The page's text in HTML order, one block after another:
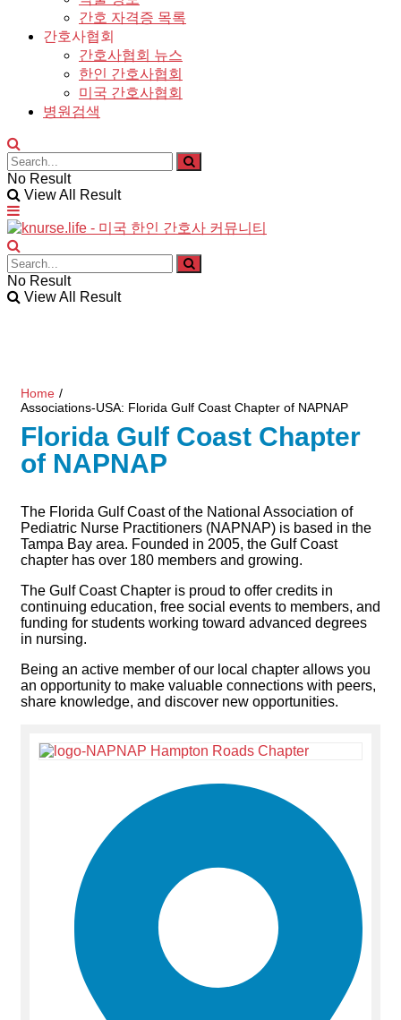
간호 자격증 목록
간호사협회
간호사협회 뉴스
한인 간호사협회
미국 간호사협회
병원검색
No Result
View All Result
No Result
View All Result
Home /
Associations-USA: Florida Gulf Coast Chapter of NAPNAP
Florida Gulf Coast Chapter
of NAPNAP
The Florida Gulf Coast of the National Association of
Pediatric Nurse Practitioners (NAPNAP) is based in the
Tampa Bay area. Founded in 2005, the Gulf Coast
chapter has over 180 members and growing.
The Gulf Coast Chapter is proud to offer credits in
continuing education, free social events to members, and
funding for students working toward advanced degrees
in nursing.
Being an active member of our local chapter allows you
an opportunity to make valuable connections with peers,
share knowledge, and discover new opportunities.